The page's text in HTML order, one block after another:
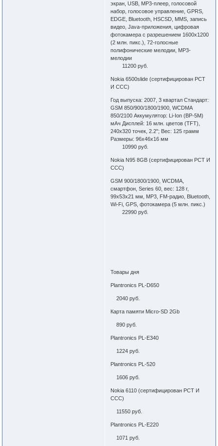
экран, USB, MP3-плеер, голосовой
набор, голосовое управление, GPRS,
EDGE, Bluetooth, HSCSD, MMS, запись
видео, Java-приложения, цифровая
фотокамера с разрешением 1600x1200
(2 млн. пикс.), 72-голосные
полифонические мелодии, MP3-
мелодии
11200 руб.
Nokia 6500slide (сертифицирован РСТ
И ССС)
Год выпуска: 2007, 3 квартал Стандарт:
GSM 850/900/1800/1900, WCDMA
850/2100 Аккумулятор: Li-Ion (BP-5M)
мАч Дисплей: 16 млн. цветов (TFT),
240x320 точек, 2.2"; Вес: 125 грамм
Размеры: 96x46x16 мм
10990 руб.
Nokia N95 8GB (сертифицирован РСТ И
ССС)
GSM 900/1800/1900, WCDMA,
смартфон, Series 60, вес: 128 г,
99x53x21 мм, MP3, FM-радио, Bluetooth,
Wi-Fi, GPS, фотокамера (5 млн. пикс.)
22990 руб.
Товары дня
Plantronics PL-D650
2040 руб.
Карта памяти Micro-SD 2Gb
890 руб.
Plantronics PL-E340
1224 руб.
Plantronics PL-520
1606 руб.
Nokia 6110 (сертифицирован РСТ И
ССС)
11550 руб.
Plantronics PL-E220
1071 руб.